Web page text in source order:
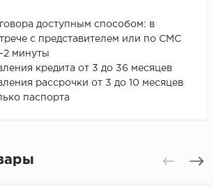
доступным способом: в
с представителем или по СМС
2 минуты
кредита от 3 до 36 месяцев
рассрочки от 3 до 10 месяцев
паспорта